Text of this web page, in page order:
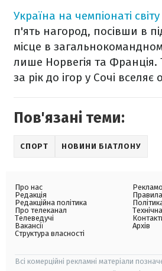
Україна на чемпіонаті світу
п'ять нагород, посівши в
місце в
лише Норвегія та Франція.
за рік до ігор у Сочі вселяє
Пов'язані теми:
СПОРТ НОВИНИ БІАТЛОНУ
Про нас
Редакція
Редакційна політика
Про телеканал
Телеведучі
Вакансії
Структура власності
Архів
Всі комерційні рекламні матеріали